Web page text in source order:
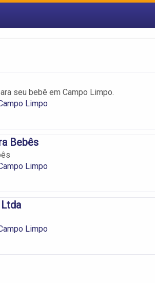
seu bebê em Campo Limpo.
Limpo
Bebês
Limpo
Limpo